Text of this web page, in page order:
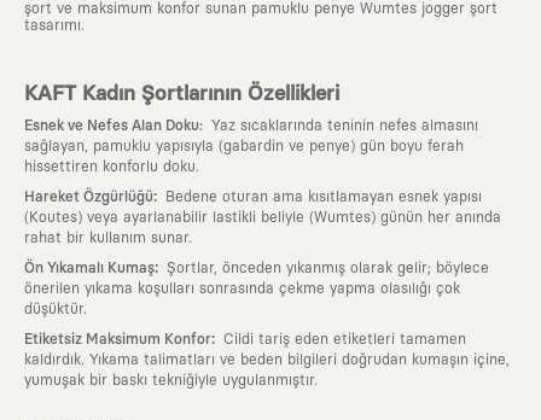
şort ve maksimum konfor sunan pamuklu penye Wumtes jogger şort
tasarımı.
KAFT Kadın Şortlarının Özellikleri
Esnek ve Nefes Alan Doku:
Yaz sıcaklarında teninin nefes almasını
sağlayan, pamuklu yapısıyla (gabardin ve penye) gün boyu ferah
hissettiren konforlu doku.
Hareket Özgürlüğü:
Bedene oturan ama kısıtlamayan esnek yapısı
(Koutes) veya ayarlanabilir lastikli beliyle (Wumtes) günün her anında
rahat bir kullanım sunar.
Ön Yıkamalı Kumaş: Şortlar, önceden yıkanmış olarak gelir; böylece
önerilen yıkama koşulları sonrasında çekme yapma olasılığı çok
düşüktür.
Etiketsiz Maksimum Konfor: Cildi tariş eden etiketleri tamamen
kaldırdık. Yıkama talimatları ve beden bilgileri doğrudan kumaşın içine,
yumuşak bir baskı tekniğiyle uygulanmıştır.